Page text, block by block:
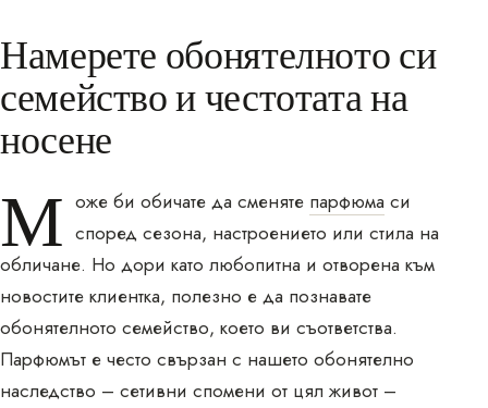
Намерете обонятелното си
семейство и честотата на
носене
М оже би обичате да сменяте парфюма си
според сезона, настроението или стила на
обличане. Но дори като любопитна и отворена към
новостите клиентка, полезно е да познавате
обонятелното семейство, което ви съответства.
Парфюмът е често свързан с нашето обонятелно
наследство – сетивни спомени от цял живот –